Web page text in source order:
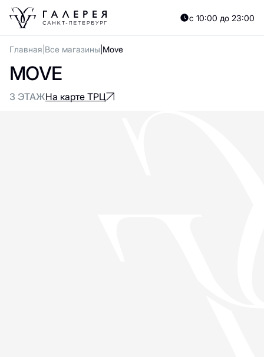
с 10:00 до 23:00
Главная Все магазины Move
MOVE
3 ЭТАЖНа карте ТРЦ